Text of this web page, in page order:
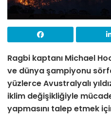
Ragbi kaptanı Michael
ve dünya şampiyonu
yüzlerce Avustralyalı
iklim değişikliğiyle
yapmasını talep etmek